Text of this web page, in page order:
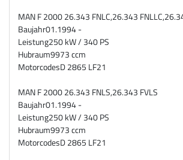
MAN F 2000 26.343 FNLC,26.343
Baujahr01.1994 -
Leistung250 kW / 340 PS
Hubraum9973 ccm
MotorcodesD 2865 LF21
MAN F 2000 26.343 FNLS,26.343 FVLS
Baujahr01.1994 -
Leistung250 kW / 340 PS
Hubraum9973 ccm
MotorcodesD 2865 LF21